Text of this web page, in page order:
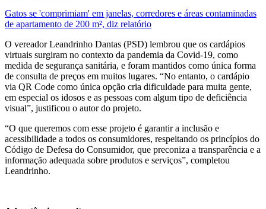
Gatos se 'comprimiam' em janelas, corredores e áreas contaminadas
de apartamento de 200 m², diz relatório
O vereador Leandrinho Dantas (PSD) lembrou que os cardápios
virtuais surgiram no contexto da pandemia da Covid-19, como
medida de segurança sanitária, e foram mantidos como única forma
de consulta de preços em muitos lugares. “No entanto, o cardápio
via QR Code como única opção cria dificuldade para muita gente,
em especial os idosos e as pessoas com algum tipo de deficiência
visual”, justificou o autor do projeto.
“O que queremos com esse projeto é garantir a inclusão e
acessibilidade a todos os consumidores, respeitando os princípios do
Código de Defesa do Consumidor, que preconiza a transparência e a
informação adequada sobre produtos e serviços”, completou
Leandrinho.